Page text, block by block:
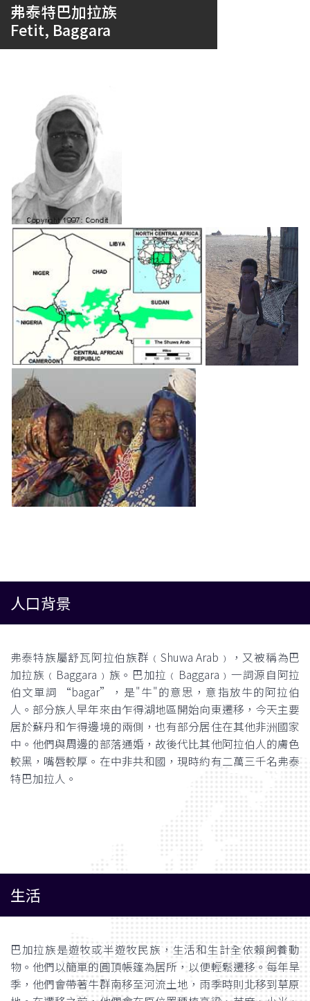
弗泰特巴加拉族
Fetit, Baggara
人口背景
弗泰特族屬舒瓦阿拉伯族群﹙Shuwa Arab﹚，又被稱為巴
加拉族﹙Baggara﹚族。巴加拉﹙Baggara﹚一詞源自阿拉
伯文單詞 “bagar”，是"牛"的意思，意指放牛的阿拉伯
人。部分族人早年來由乍得湖地區開始向東遷移，今天主要
居於蘇丹和乍得邊境的兩側，也有部分居住在其他非洲國家
中。他們與周邊的部落通婚，故後代比其他阿拉伯人的膚色
較黑，嘴唇較厚。在中非共和國，現時約有二萬三千名弗泰
特巴加拉人。
生活
巴加拉族是遊牧或半遊牧民族，生活和生計全依賴飼養動
物。他們以簡單的圓頂帳篷為居所，以便輕鬆遷移。每年旱
季，他們會帶著牛群南移至河流土地，雨季時則北移到草原